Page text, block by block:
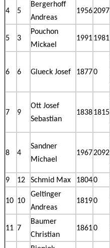
4 5
Bergerhoff
Andreas
19562097
5 3
Pouchon
Mickael
19911981
6 6 Glueck Josef 18770
7 9
Ott Josef
Sebastian
18381815
8 4
Sandner
Michael
19672092
9 12 Schmid Max 18040
10 10
Geltinger
Andreas
18190
11 7
Baumer
Christian
18610